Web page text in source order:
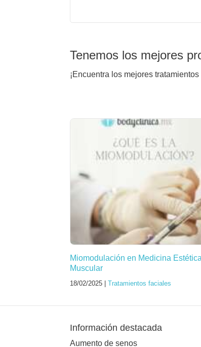
Tenemos los mejores
¡Encuentra los mejores
Miomodulación en Medicina
Muscular
18/02/2025 | Tratamientos faciales
Información destacada
Aumento de senos